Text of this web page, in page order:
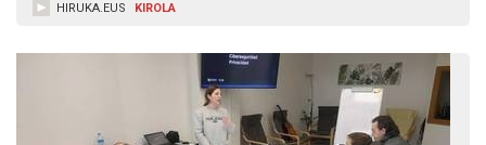
HIRUKA.EUS KIROLA